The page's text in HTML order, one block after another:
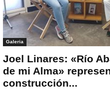
Galeria
Joel Linares: «Río
de mi Alma»
construcción...